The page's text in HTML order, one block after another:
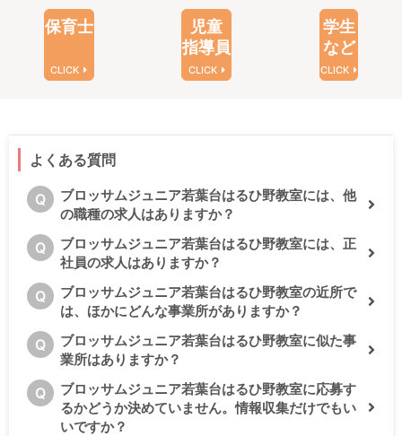
保育士
CLICK
児童
指導員
CLICK
学生
など
CLICK
よくある質問
Q
ブロッサムジュニア若葉台はるひ野教室には、他
の職種の求人はありますか？
Q
ブロッサムジュニア若葉台はるひ野教室には、正
社員の求人はありますか？
Q
ブロッサムジュニア若葉台はるひ野教室の近所で
は、ほかにどんな事業所がありますか？
Q
ブロッサムジュニア若葉台はるひ野教室に似た事
業所はありますか？
Q
ブロッサムジュニア若葉台はるひ野教室に応募す
るかどうか決めていません。情報収集だけでもい
いですか？